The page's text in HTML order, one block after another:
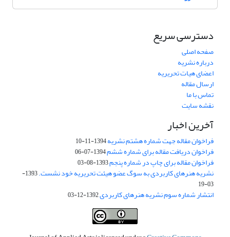
دسترسی سریع
صفحه اصلی
درباره نشریه
اعضای هیات تحریریه
ارسال مقاله
تماس با ما
نقشه سایت
آخرین اخبار
فراخوان مقاله جهت شماره هشتم نشریه1394-11-10
فراخوان دریافت مقاله برای شماره ششم1394-07-06
فراخوان مقاله برای چاپ در شماره پنجم1393-08-03
نشریه هنرهای کاربردی به سوگ عضو هیئت تحریریه خود نشست.
1393-
03-19
انتشار شماره سوم نشریه هنرهای کاربردی1392-12-03